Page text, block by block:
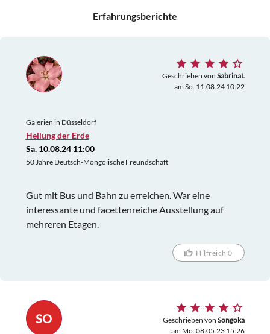
Erfahrungsberichte
Geschrieben von SabrinaL
am So. 11.08.24 10:22
Galerien in Düsseldorf
Heilung der Erde
Sa. 10.08.24 11:00
50 Jahre Deutsch-Mongolische Freundschaft
Gut mit Bus und Bahn zu erreichen. War eine
interessante und facettenreiche Ausstellung auf
mehreren Etagen.
Hilfreich 0
SO Geschrieben von Songoka
am Mo. 08.05.23 15:26